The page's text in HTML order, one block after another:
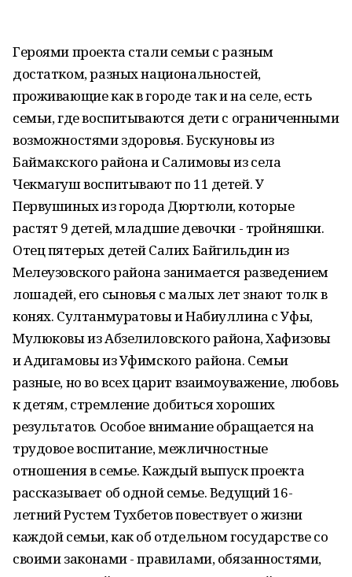
Героями проекта стали семьи с разным
достатком, разных национальностей,
проживающие как в городе так и на селе, есть
семьи, где воспитываются дети с ограниченными
возможностями здоровья. Бускуновы из
Баймакского района и Салимовы из села
Чекмагуш воспитывают по 11 детей. У
Первушиных из города Дюртюли, которые
растят 9 детей, младшие девочки - тройняшки.
Отец пятерых детей Салих Байгильдин из
Мелеузовского района занимается разведением
лошадей, его сыновья с малых лет знают толк в
конях. Султанмуратовы и Набиуллина с Уфы,
Мулюковы из Абзелиловского района, Хафизовы
и Адигамовы из Уфимского района. Семьи
разные, но во всех царит взаимоуважение, любовь
к детям, стремление добиться хороших
результатов. Особое внимание обращается на
трудовое воспитание, межличностные
отношения в семье. Каждый выпуск проекта
рассказывает об одной семье. Ведущий 16-
летний Рустем Тухбетов повествует о жизни
каждой семьи, как об отдельном государстве со
своими законами - правилами, обязанностями,